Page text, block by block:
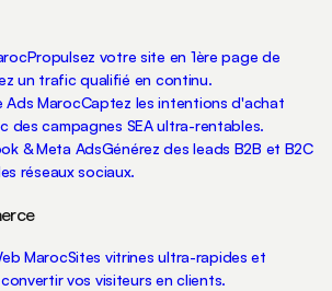
Propulsez votre site en 1ère page de
un trafic qualifié en continu.
Ads MarocCaptez les intentions d'achat
des campagnes SEA ultra-rentables.
& Meta AdsGénérez des leads B2B et B2C
réseaux sociaux.
MarocSites vitrines ultra-rapides et
vos visiteurs en clients.